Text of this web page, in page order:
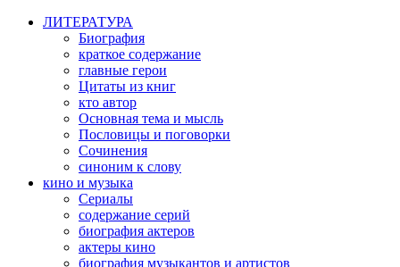
ЛИТЕРАТУРА
Биография
краткое содержание
главные герои
Цитаты из книг
кто автор
Основная тема и мысль
Пословицы и поговорки
Сочинения
синоним к слову
кино и музыка
Сериалы
содержание серий
биография актеров
актеры кино
биография музыкантов и артистов